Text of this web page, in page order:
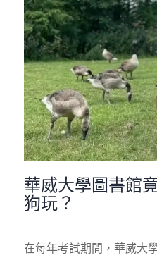
華威大學圖書館
狗玩？
在每年考試期間，華威大